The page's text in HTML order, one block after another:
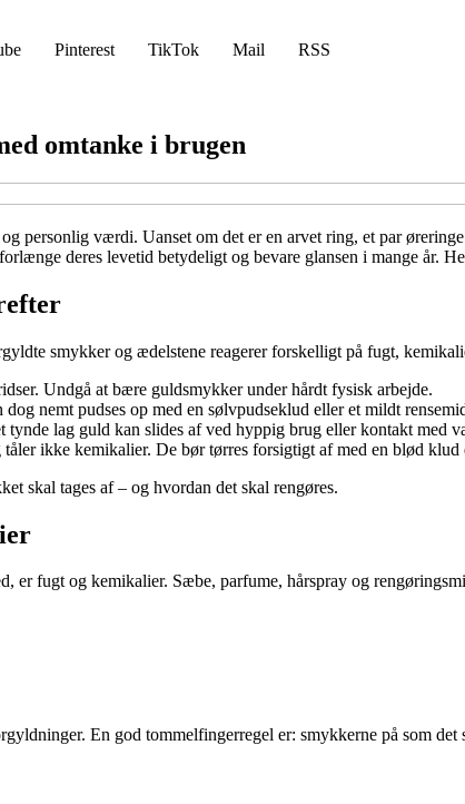
Pinterest TikTok Mail RSS
omtanke i brugen
personlig værdi. Uanset om det er en arvet ring, et par
deres levetid betydeligt og bevare glansen i mange år.
smykker og ædelstene reagerer forskelligt på fugt,
Undgå at bære guldsmykker under hårdt fysisk arbejde.
nemt pudses op med en sølvpudseklud eller et mildt
tynde lag guld kan slides af ved hyppig brug eller kontakt med
tåler ikke kemikalier. De bør tørres forsigtigt af med en blød klud
skal tages af – og hvordan det skal rengøres.
er fugt og kemikalier. Sæbe, parfume, hårspray og
En god tommelfingerregel er: smykkerne på som